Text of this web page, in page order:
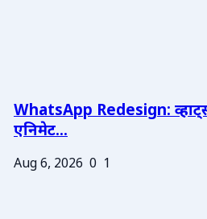
WhatsApp Redesign:
एनिमेट...
Aug 6, 2026 0 1